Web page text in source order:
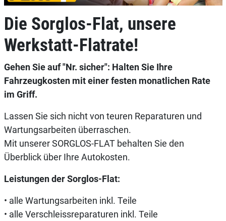
Die Sorglos-Flat, unsere
Werkstatt-Flatrate!
Gehen Sie auf "Nr. sicher": Halten Sie Ihre
Fahrzeugkosten mit einer festen monatlichen Rate
im Griff.
Lassen Sie sich nicht von teuren Reparaturen und
Wartungsarbeiten überraschen.
Mit unserer SORGLOS-FLAT behalten Sie den
Überblick über Ihre Autokosten.
Leistungen der Sorglos-Flat:
• alle Wartungsarbeiten inkl. Teile
• alle Verschleissreparaturen inkl. Teile